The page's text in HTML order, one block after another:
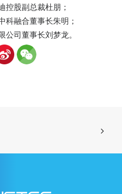
控股副总裁杜朋；
科融合董事长朱明；
公司董事长刘梦龙。